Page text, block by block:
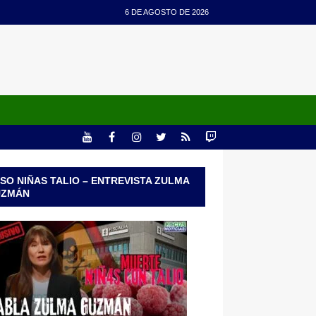
6 DE AGOSTO DE 2026
NIÑAS TALIO – ENTREVISTA ZULMA